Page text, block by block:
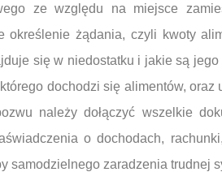
ze względu na miejsce
określenie żądania, czyli kwoty
się w niedostatku i jakie są
dochodzi się alimentów,
należy dołączyć wszelkie
o dochodach,
samodzielnego zaradzenia trudnej